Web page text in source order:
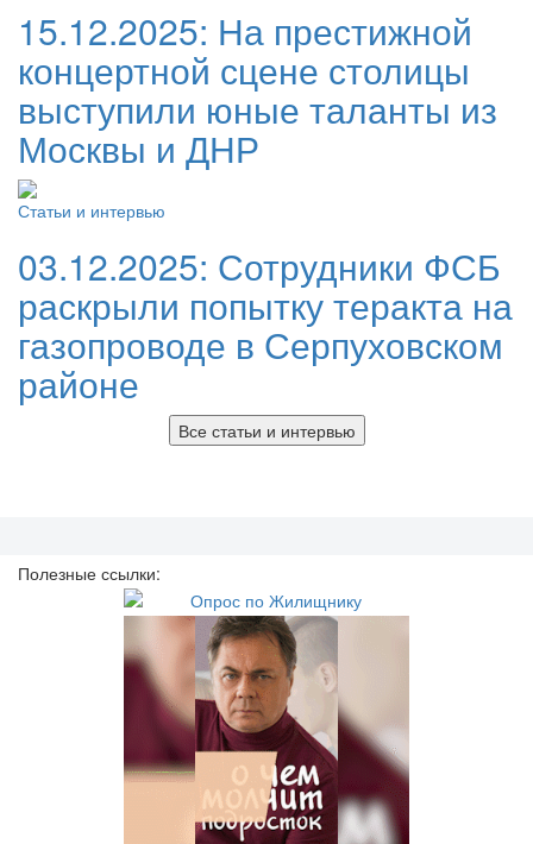
15.12.2025: На престижной
концертной сцене столицы
выступили юные таланты из
Москвы и ДНР
Статьи и интервью
03.12.2025: Сотрудники ФСБ
раскрыли попытку теракта на
газопроводе в Серпуховском
районе
Все статьи и интервью
Полезные ссылки: